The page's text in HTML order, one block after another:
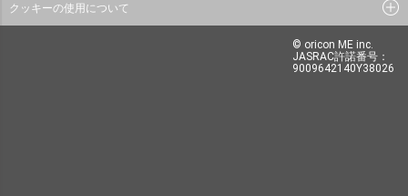
クッキーの使用について
© oricon ME inc.
JASRAC許諾番号：
9009642140Y38026